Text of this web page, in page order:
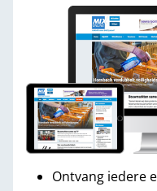
Ontvang iedere